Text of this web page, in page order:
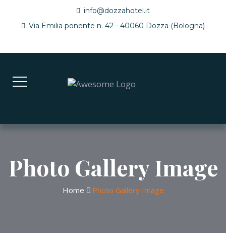
info@dozzahotel.it
Via Emilia ponente n. 42 - 40060 Dozza (Bologna)
Photo Gallery Image
Home Photo Gallery Image